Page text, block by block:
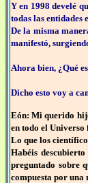
Y en 1998 develé
todas las entidades
De la misma
manifestó,
Ahora bien, ¿Qué
Dicho esto voy a
Eón: Mi querido
en todo el Universo
Lo que los
Habéis
preguntado sobre
compuesta por